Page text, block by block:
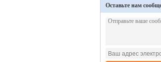
Оставьте нам